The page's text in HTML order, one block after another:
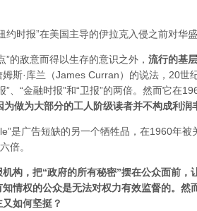
约时报”在美国主导的伊拉克入侵之前对华
”的敌意而得以生存的意识之外， 流行的基
斯·库兰（James Curran）的说法，20世
”、“金融时报”和“卫报”的两倍。然而它在
为做为大部分的工人阶级读者并不构成利润
是广告短缺的另一个牺牲品，在1960年被
倍。
构，把“政府的所有秘密”摆在公众面前，
情权的公众是无法对权力有效监督的。然
如何坚挺？